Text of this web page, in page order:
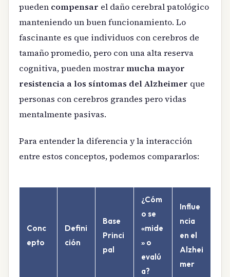
pueden compensar el daño cerebral patológico
manteniendo un buen funcionamiento. Lo
fascinante es que individuos con cerebros de
tamaño promedio, pero con una alta reserva
cognitiva, pueden mostrarmucha mayor
resistencia a los síntomas del Alzheimer que
personas con cerebros grandes pero vidas
mentalmente pasivas.
Para entender la diferencia y la interacción
entre estos conceptos, podemos compararlos:
Conc
epto
Defini
ción
Base
Princi
pal
¿Cóm
o se
«mide
» o
evalú
a?
Influe
ncia
en el
Alzhei
mer